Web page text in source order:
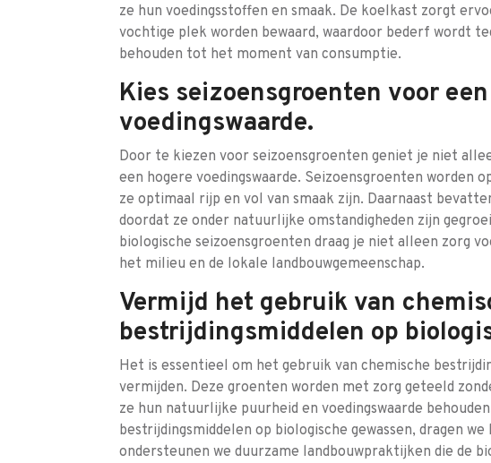
ze hun voedingsstoffen en smaak. De koelkast zorgt
vochtige plek worden bewaard, waardoor bederf wordt
behouden tot het moment van consumptie.
Kies seizoensgroenten voor
voedingswaarde.
Door te kiezen voor seizoensgroenten geniet je niet
een hogere voedingswaarde. Seizoensgroenten worden
ze optimaal rijp en vol van smaak zijn. Daarnaast
doordat ze onder natuurlijke omstandigheden zijn
biologische seizoensgroenten draag je niet alleen zorg
het milieu en de lokale landbouwgemeenschap.
Vermijd het gebruik van
bestrijdingsmiddelen op
Het is essentieel om het gebruik van chemische
vermijden. Deze groenten worden met zorg geteeld
ze hun natuurlijke puurheid en voedingswaarde
bestrijdingsmiddelen op biologische gewassen, dragen
ondersteunen we duurzame landbouwpraktijken die de